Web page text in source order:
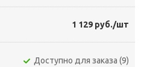
1 129 руб./шт
Доступно для заказа (9)